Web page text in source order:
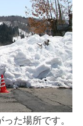
た場所です。